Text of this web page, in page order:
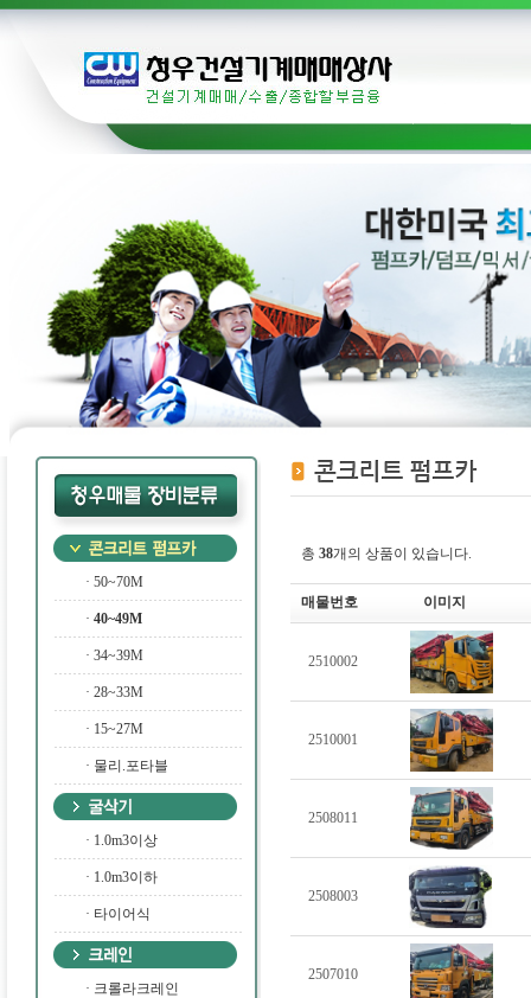
· 50~70M
· 40~49M
· 34~39M
· 28~33M
· 15~27M
· 물리.포타블
· 1.0m3이상
· 1.0m3이하
· 타이어식
· 크롤라크레인
총 38개의 상품이 있습니다.
매물번호 이미지
2510002
2510001
2508011
2508003
2507010